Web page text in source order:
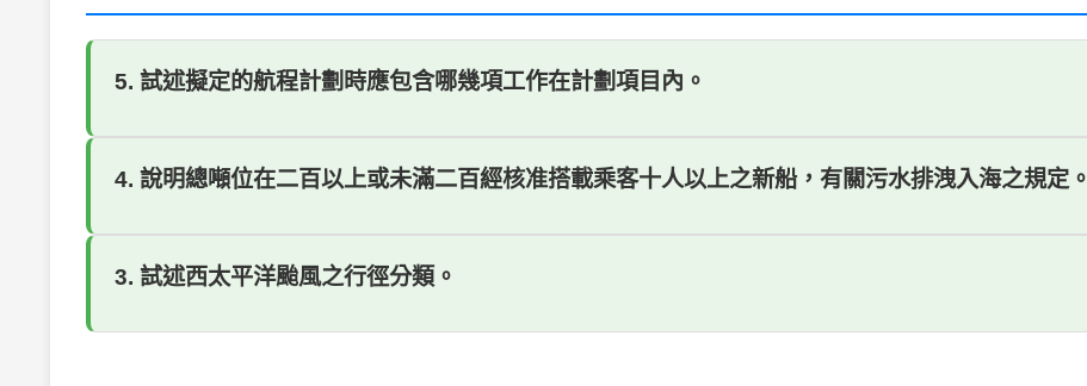
5. 試述擬定的航程計劃時應包含哪幾項工作在計劃項目內。
4. 說明總噸位在二百以上或未滿二百經核准搭載乘客十人以上之新船，有關污水排洩入海之規定。
3. 試述西太平洋颱風之行徑分類。